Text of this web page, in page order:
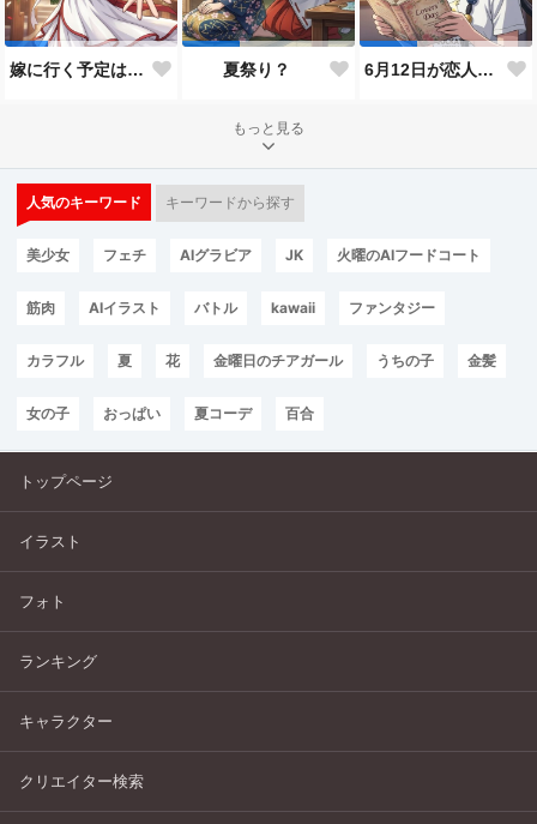
嫁に行く予定は無いのだけれど！ 夏祭り？ 6月12日が恋人の日と言うので…
もっと見る
人気のキーワード キーワードから探す
美少女 フェチ AIグラビア JK 火曜のAIフードコート
筋肉 AIイラスト バトル kawaii ファンタジー
カラフル 夏 花 金曜日のチアガール うちの子 金髪
女の子 おっぱい 夏コーデ 百合
トップページ
イラスト
フォト
ランキング
キャラクター
クリエイター検索